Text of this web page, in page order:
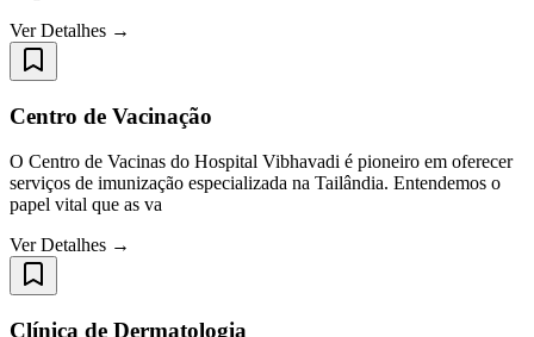
Ver Detalhes →
Centro de Vacinação
O Centro de Vacinas do Hospital Vibhavadi é pioneiro em oferecer
serviços de imunização especializada na Tailândia. Entendemos o
papel vital que as va
Ver Detalhes →
Clínica de Dermatologia